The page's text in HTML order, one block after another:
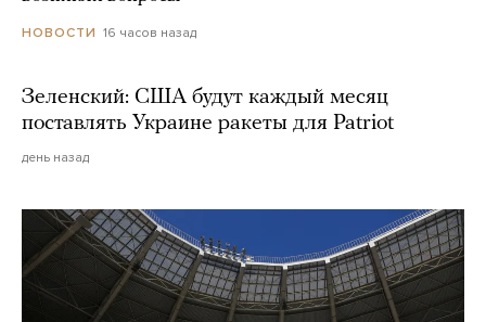
НОВОСТИ 16 часов назад
Зеленский: США будут каждый месяц
поставлять Украине ракеты для Patriot
день назад